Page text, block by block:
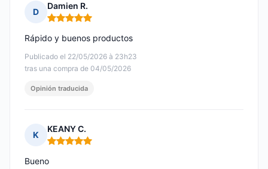
D
Damien R.
Nota: 5 de 5
Publicado el 22/05/2026 à 23h23
tras una compra de 04/05/2026
Rápido y buenos productos
Opinión traducida
K
KEANY C.
Nota: 5 de 5
Bueno